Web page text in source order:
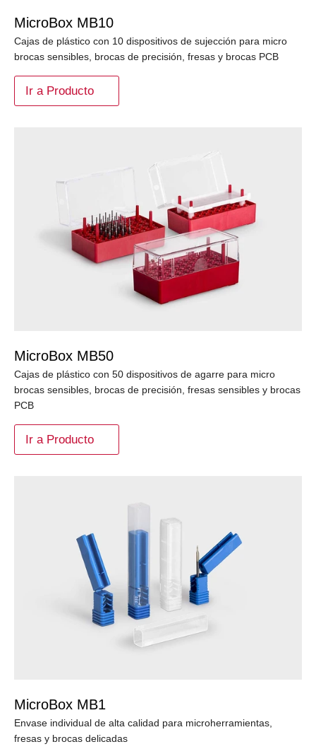
MicroBox MB10
Cajas de plástico con 10 dispositivos de sujección para micro
brocas sensibles, brocas de precisión, fresas y brocas PCB
Ir a Producto
MicroBox MB50
Cajas de plástico con 50 dispositivos de agarre para micro
brocas sensibles, brocas de precisión, fresas sensibles y brocas
PCB
Ir a Producto
MicroBox MB1
Envase individual de alta calidad para microherramientas,
fresas y brocas delicadas